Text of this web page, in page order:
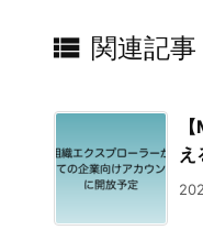
 関連記事
え